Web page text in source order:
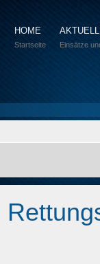
HOME
Startseite Einsätze